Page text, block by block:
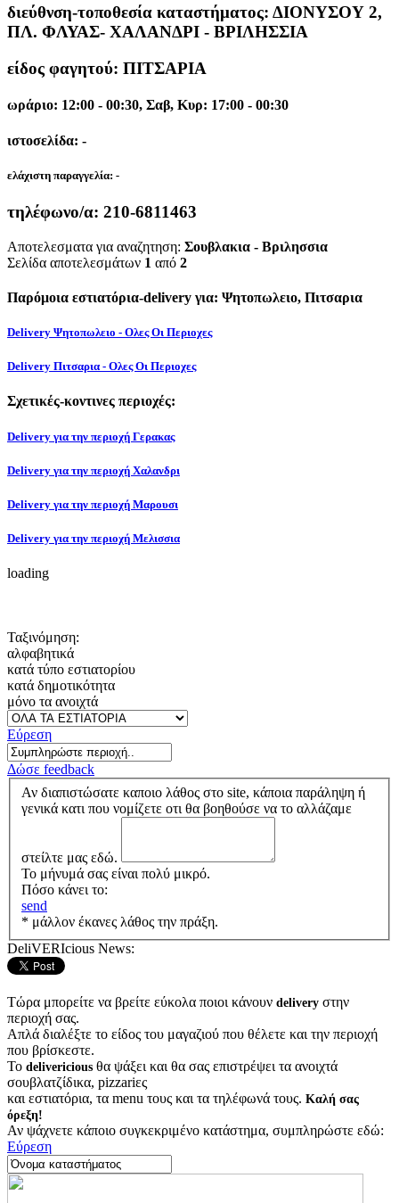
διεύθνση-τοποθεσία καταστήματος: ΔΙΟΝΥΣΟΥ 2,
ΠΛ. ΦΛΥΑΣ- ΧΑΛΑΝΔΡΙ - ΒΡΙΛΗΣΣΙΑ
είδος φαγητού: ΠΙΤΣΑΡΙΑ
ωράριο: 12:00 - 00:30, Σαβ, Κυρ: 17:00 - 00:30
ιστοσελίδα: -
ελάχιστη παραγγελία: -
τηλέφωνο/α: 210-6811463
Αποτελεσματα για αναζητηση: Σουβλακια - Βριλησσια
Σελίδα αποτελεσμάτων 1 από 2
Παρόμοια εστιατόρια-delivery για: Ψητοπωλειο, Πιτσαρια
Delivery Ψητοπωλειο - Ολες Οι Περιοχες
Delivery Πιτσαρια - Ολες Οι Περιοχες
Σχετικές-κοντινες περιοχές:
Delivery για την περιοχή Γερακας
Delivery για την περιοχή Χαλανδρι
Delivery για την περιοχή Μαρουσι
Delivery για την περιοχή Μελισσια
loading
Ταξινόμηση:
αλφαβητικά
κατά τύπο εστιατορίου
κατά δημοτικότητα
μόνο τα ανοιχτά
Εύρεση
Δώσε feedback
Αν διαπιστώσατε καποιο λάθος στο site, κάποια παράληψη ή
γενικά κατι που νομίζετε οτι θα βοηθούσε να το αλλάζαμε
στείλτε μας εδώ.
Το μήνυμά σας είναι πολύ μικρό.
Πόσο κάνει το:
send
* μάλλον έκανες λάθος την πράξη.
DeliVERIcious News:
Τώρα μπορείτε να βρείτε εύκολα ποιοι κάνουν delivery στην
περιοχή σας.
Απλά διαλέξτε το είδος του μαγαζιού που θέλετε και την περιοχή
που βρίσκεστε.
Το delivericious θα ψάξει και θα σας επιστρέψει τα ανοιχτά
σουβλατζίδικα, pizzariες
και εστιατόρια, τα menu τους και τα τηλέφωνά τους. Καλή σας
όρεξη!
Αν ψάχνετε κάποιο συγκεκριμένο κατάστημα, συμπληρώστε εδώ:
Εύρεση